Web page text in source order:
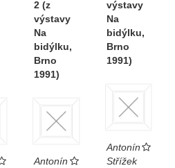
2 (z
výstavy
Na
bidýlku,
Brno
1991)
výstavy
Na
bidýlku,
Brno
1991)
Antonín
Střížek
Antonín